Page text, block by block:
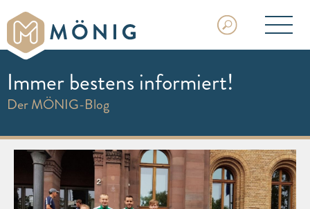
Immer bestens informiert!
Der MÖNIG-Blog